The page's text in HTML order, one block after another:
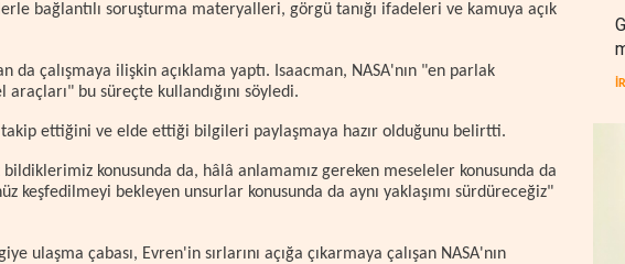
bağlantılı soruşturma materyalleri, görgü tanığı ifadeleri ve kamuya açık
da çalışmaya ilişkin açıklama yaptı. Isaacman, NASA'nın "en parlak
bu süreçte kullandığını söyledi.
ettiğini ve elde ettiği bilgileri paylaşmaya hazır olduğunu belirtti.
bildiklerimiz konusunda da, hâlâ anlamamız gereken meseleler konusunda da
keşfedilmeyi bekleyen unsurlar konusunda da aynı yaklaşımı sürdüreceğiz"
ulaşma çabası, Evren'in sırlarını açığa çıkarmaya çalışan NASA'nın